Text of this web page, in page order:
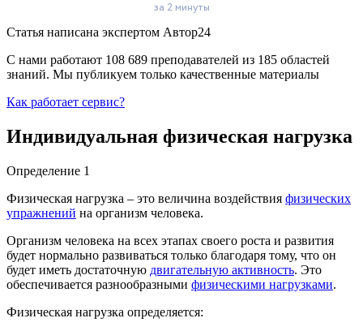
Статья написана экспертом Автор24
С нами работают 108 689 преподавателей из 185 областей
знаний. Мы публикуем только качественные материалы
Как работает сервис?
Индивидуальная физическая нагрузка
Определение 1
Физическая нагрузка – это величина воздействия физических
упражнений на организм человека.
Организм человека на всех этапах своего роста и развития
будет нормально развиваться только благодаря тому, что он
будет иметь достаточную двигательную активность. Это
обеспечивается разнообразными физическими нагрузками.
Физическая нагрузка определяется: